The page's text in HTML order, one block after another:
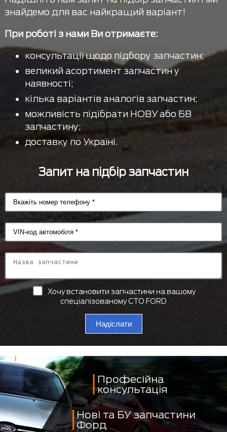
знайдемо для вас найкращий варіант!
При роботі з нами Ви отримаєте:
консультації щодо підбору запчастин;
великий асортимент запчастин у
наявності;
кілька варіантів аналогів запчастин;
можливість підібрати НОВУ або БВ
запчастину;
доставку по Україні.
Запит на підбір запчастин
Хочу встановити запчастини на вашому
спеціалізованому СТО FORD
Надіслати
Професійна
консультація
Нові та БУ запчастини
Форд